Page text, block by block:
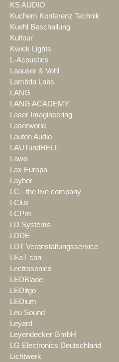
KS AUDIO
Kuchem Konferenz Technik
Kuehl Beschallung
Kultour
Kwick Lights
L-Acoustics
Laauser & Vohl
Lambda Labs
LANG
LANG ACADEMY
Laser Imagineering
Laserworld
Lauten Audio
LAUTundHELL
Lawo
Lax Europa
Layher
LC - the live company
LClux
LCPro
LD Systems
LDDE
LDT Veranstaltungsservice
LEaT con
Lectrosonics
LEDBlade
LEDitgo
LEDium
Leu Sound
Leyard
Leyendecker GmbH
LG Electronics Deutschland
Lichtwerk